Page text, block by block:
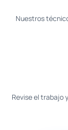
Nuestros
Revise el trabajo